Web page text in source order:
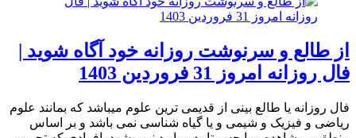
از طالع و سرنوشت روزانه خود آگاه شوید |
فال روزانه امروز 31 فروردین 1403
فال روزانه یا طالع بینی از قدیمی ترین علوم میباشد که بمانند علوم
ریاضی و فیزیک و شیمی و یا گیاه شناسی نمی باشد و بر اساس